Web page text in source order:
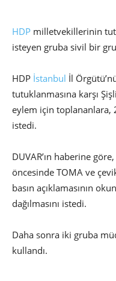
HDP milletvekillerinin
isteyen gruba sivil bir
HDP İstanbul İl
tutuklanmasına karşı
eylem için toplananlara,
istedi.
DUVAR’ın haberine
öncesinde TOMA ve
basın açıklamasının
dağılmasını istedi.
Daha sonra iki gruba
kullandı.